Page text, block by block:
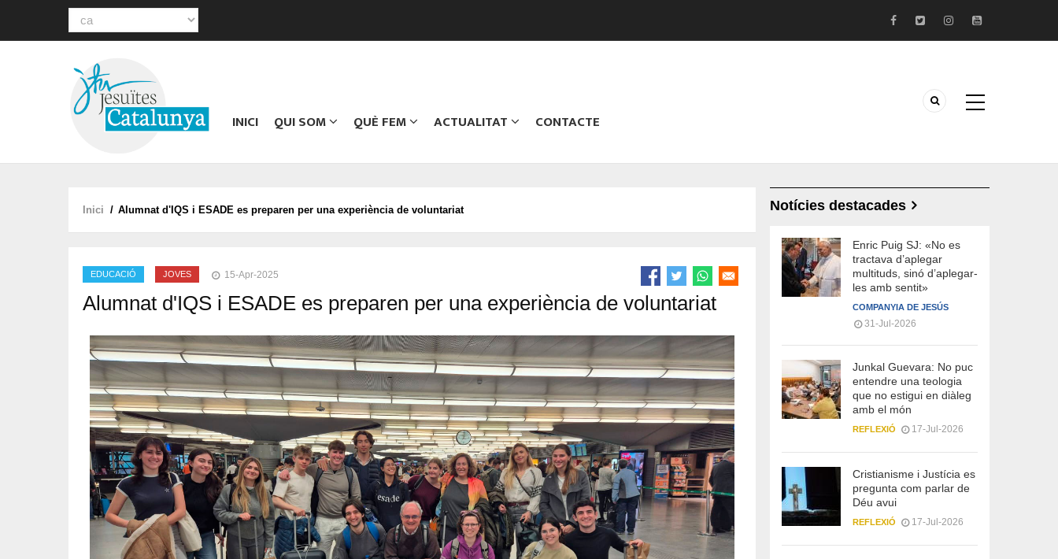
Select
INICI QUI SOM QUÈ FEM ACTUALITAT CONTACTE
Fil
Inici / Alumnat d'IQS i ESADE es preparen per una experiència de voluntariat
EDUCACIÓ JOVES 15-Apr-2025
Alumnat d'IQS i ESADE es preparen per una experiència de voluntariat
Notícies destacades
Enric Puig SJ: «No es
tractava d’aplegar
multituds, sinó d’aplegar-
les amb sentit»
COMPANYIA DE JESÚS
31-Jul-2026
Junkal Guevara: No puc
entendre una teologia
que no estigui en diàleg
amb el món
REFLEXIÓ 17-Jul-2026
Cristianisme i Justícia es
pregunta com parlar de
Déu avui
REFLEXIÓ 17-Jul-2026